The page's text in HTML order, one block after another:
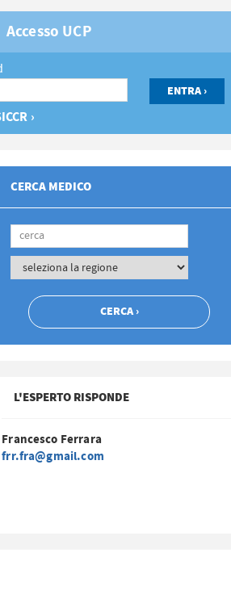
Accesso UCP
›
CERCA MEDICO
L'ESPERTO RISPONDE
Francesco Ferrara
frr.fra@gmail.com